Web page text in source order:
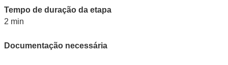
Tempo de duração da etapa
2 min
Documentação necessária